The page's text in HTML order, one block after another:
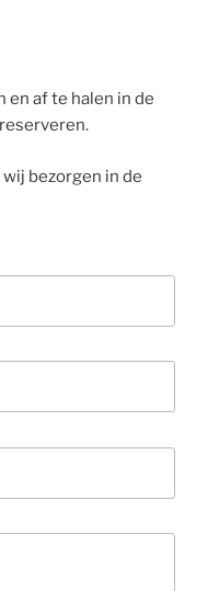
en af te halen in de
bezorgen in de